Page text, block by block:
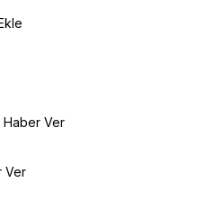
Haber Ver
Ver